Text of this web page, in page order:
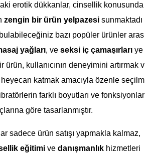
erotik dükkanlar, cinsellik konusunda
zengin bir ürün yelpazesi sunmaktadı
bazı popüler ürünler aras
yağları, ve seksi iç çamaşırları ye
ürün, kullanıcının deneyimini artırmak v
katmak amacıyla özenle seçilm
farklı boyutları ve fonksiyonlar
göre tasarlanmıştır.
sadece ürün satışı yapmakla kalmaz,
eğitimi ve danışmanlık hizmetleri